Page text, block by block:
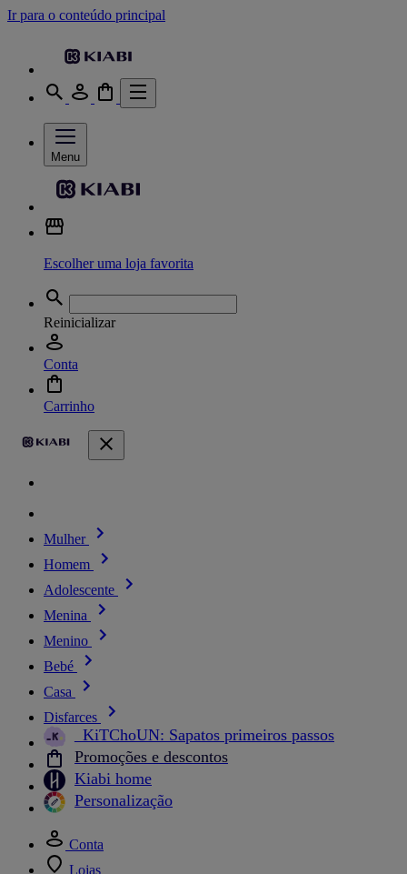
Ir para o conteúdo principal
Menu
Escolher uma loja favorita
Reinicializar
Conta
Carrinho
Mulher
Homem
Adolescente
Menina
Menino
Bebé
Casa
Disfarces
_KiTChoUN: Sapatos primeiros passos
Promoções e descontos
Kiabi home
Personalização
Conta
Lojas